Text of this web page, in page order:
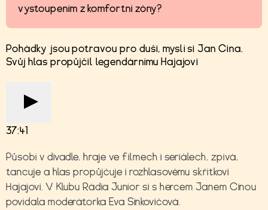
vystoupením z komfortní zóny?
Pohádky jsou potravou pro duši, myslí si Jan Cina.
Svůj hlas propůjčil legendárnímu Hajajovi
37:41
Působí v divadle, hraje ve filmech i seriálech, zpívá,
tancuje a hlas propůjčuje i rozhlasovému skřítkovi
Hajajovi. V Klubu Rádia Junior si s hercem Janem Cinou
povídala moderátorka Eva Sinkovičová.